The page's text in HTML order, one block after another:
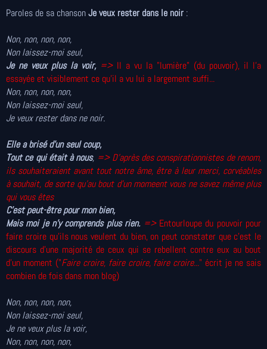
Paroles de sa chansonJe veux rester dans le noir :
Non, non, non, non,
Non laissez-moi seul,
Je ne veux plus la voir, => Il a vu la "lumière" (du pouvoir), il l’a
essayée et visiblement ce qu'il a vu lui a largement suffi...
Non, non, non, non,
Non laissez-moi seul,
Je veux rester dans ne noir.
Elle a brisé d'un seul coup,
Tout ce qui était à nous, => D'après des conspirationnistes de renom,
ils souhaiteraient avant tout notre âme, être à leur merci, corvéables
à souhait, de sorte qu'au bout d'un momeent vous ne savez même plus
qui vous êtes
C'est peut-être pour mon bien,
Mais moi je n'y comprends plus rien. => Entourloupe du pouvoirpour
faire croire qu’ils nous veulent du bien, on peut constater que c'est le
discours d'une majorité de ceux qui se rebellent contre eux au bout
d'un moment ("Faire croire, faire croire, faire croire..." écrit je ne sais
combien de fois dans mon blog)
Non, non, non, non,
Non laissez-moi seul,
Je ne veux plus la voir,
Non, non, non, non,